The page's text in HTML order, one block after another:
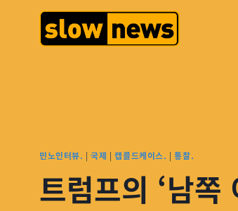
민노인터뷰. |국제 |캡콜드케이스. |통찰.
트럼프의 ‘남